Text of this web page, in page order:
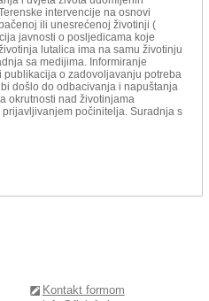
intervencije na osnovi
ili unesrećenoj životinji (
javnosti o posljedicama koje
lutalica ima na samu životinju
sa medijima. Informiranje
o zadovoljavanju potreba
došlo do odbacivanja i napuštanja
okrutnosti nad životinjama
počinitelja. Suradnja s
Kontakt formom